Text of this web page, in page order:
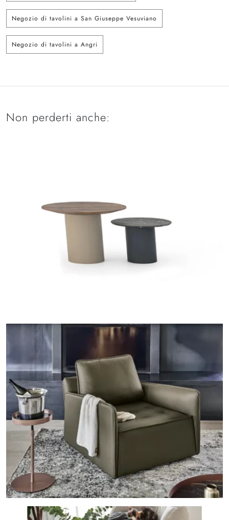
Negozio di tavolini a San Giuseppe Vesuviano
Negozio di tavolini a Angri
Non perderti anche: